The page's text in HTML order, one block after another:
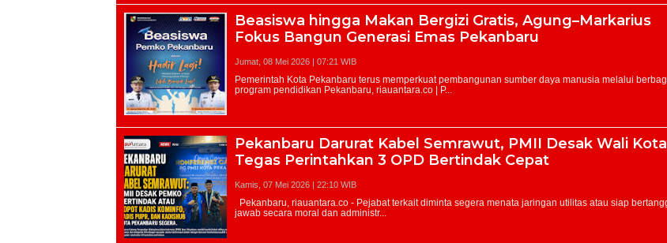
Beasiswa hingga Makan Bergizi Gratis, Agung–Markarius
Fokus Bangun Generasi Emas Pekanbaru
Jumat, 08 Mei 2026 | 07:21 WIB
Pekanbaru Darurat Kabel Semrawut, PMII Desak Wali Kota
Tegas Perintahkan 3 OPD Bertindak Cepat
Kamis, 07 Mei 2026 | 22:10 WIB